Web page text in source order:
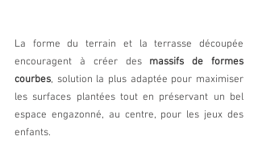
La forme du terrain et la terrasse découpée
encouragent à créer des massifs de formes
courbes, solution la plus adaptée pour maximiser
les surfaces plantées tout en préservant un bel
espace engazonné, au centre, pour les jeux des
enfants.